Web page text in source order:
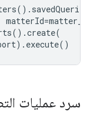
() . savedQueries
matterId=
() .create(
) . execute()
سرد عمليات